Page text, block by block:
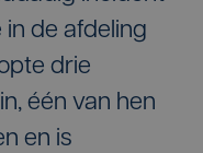
de afdeling
drie
één van hen
en is